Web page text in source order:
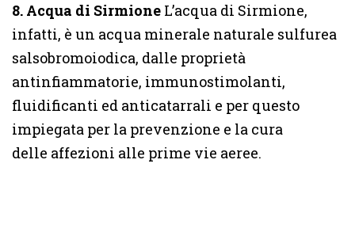
8. Acqua di Sirmione L’acqua di Sirmione,
infatti, è un acqua minerale naturale sulfurea
salsobromoiodica, dalle proprietà
antinfiammatorie, immunostimolanti,
fluidificanti ed anticatarrali e per questo
impiegata per la prevenzione e la cura
delle affezioni alle prime vie aeree.